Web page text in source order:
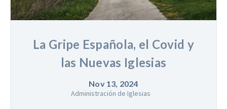
La Gripe Española, el Covid y
las Nuevas Iglesias
Nov 13, 2024
Administración de Iglesias